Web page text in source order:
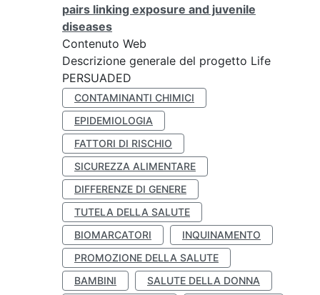
pairs linking exposure and juvenile
diseases
Contenuto Web
Descrizione generale del progetto Life
PERSUADED
CONTAMINANTI CHIMICI
EPIDEMIOLOGIA
FATTORI DI RISCHIO
SICUREZZA ALIMENTARE
DIFFERENZE DI GENERE
TUTELA DELLA SALUTE
BIOMARCATORI
INQUINAMENTO
PROMOZIONE DELLA SALUTE
BAMBINI
SALUTE DELLA DONNA